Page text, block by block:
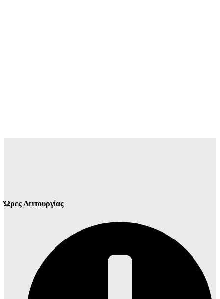
Ώρες Λειτουργίας